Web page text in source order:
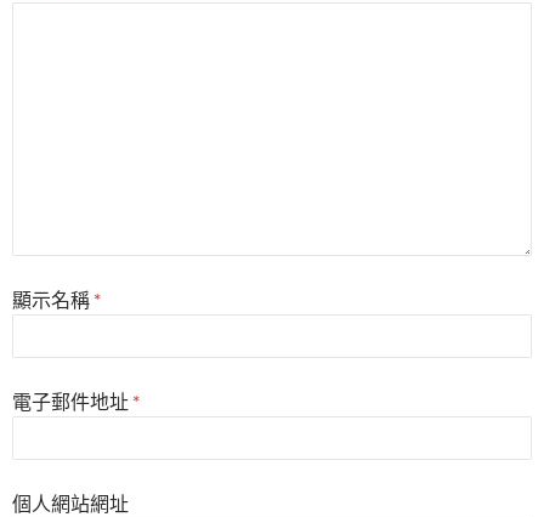
顯示名稱 *
電子郵件地址 *
個人網站網址